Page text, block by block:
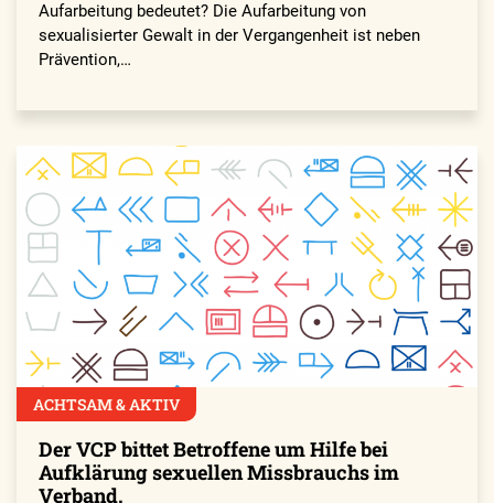
Aufarbeitung bedeutet? Die Aufarbeitung von
sexualisierter Gewalt in der Vergangenheit ist neben
Prävention,…
ACHTSAM & AKTIV
Der VCP bittet Betroffene um Hilfe bei
Aufklärung sexuellen Missbrauchs im
Verband.